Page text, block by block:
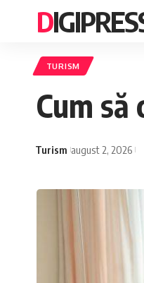
TURISM
Cum
Turism august 2, 2026